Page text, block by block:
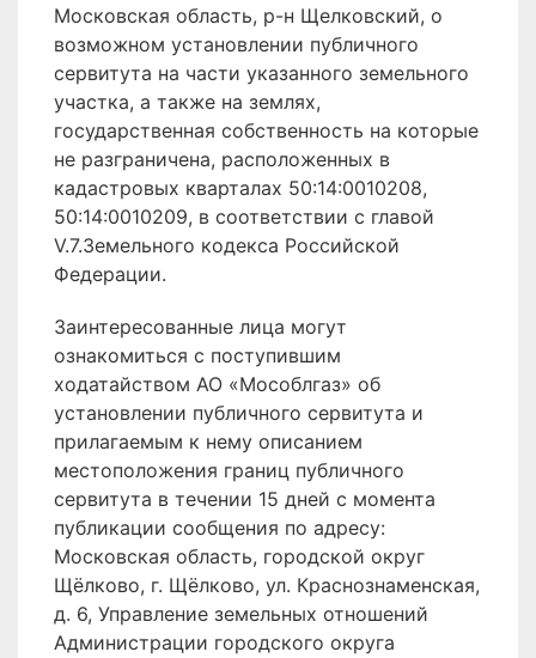
Московская область, р-н Щелковский, о
возможном установлении публичного
сервитута на части указанного земельного
участка, а также на землях,
государственная собственность на которые
не разграничена, расположенных в
кадастровых кварталах 50:14:0010208,
50:14:0010209, в соответствии с главой
V.7.Земельного кодекса Российской
Федерации.
Заинтересованные лица могут
ознакомиться с поступившим
ходатайством АО «Мособлгаз» об
установлении публичного сервитута и
прилагаемым к нему описанием
местоположения границ публичного
сервитута в течении 15 дней с момента
публикации сообщения по адресу:
Московская область, городской округ
Щёлково, г. Щёлково, ул. Краснознаменская,
д. 6, Управление земельных отношений
Администрации городского округа